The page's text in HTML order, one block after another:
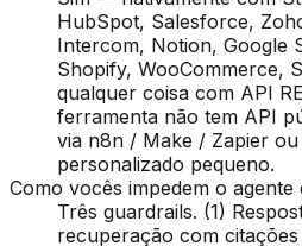
HubSpot, Salesforce,
Intercom, Notion, Google
Shopify, WooCommerce,
qualquer coisa com API
ferramenta não tem API
via n8n / Make / Zapier
personalizado pequeno.
Como vocês impedem o
Três guardrails. (1)
recuperação com